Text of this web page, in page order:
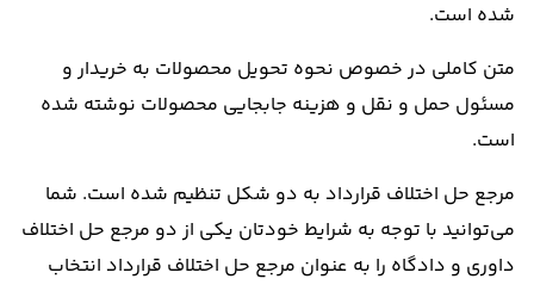
شده است.
متن کاملی در خصوص نحوه تحویل محصولات به خریدار و
مسئول حمل و نقل و هزینه جابجایی محصولات نوشته شده
است.
مرجع حل اختلاف قرارداد به دو شکل تنظیم شده است. شما
می‌توانید با توجه به شرایط خودتان یکی از دو مرجع حل اختلاف
داوری و دادگاه را به عنوان مرجع حل اختلاف قرارداد انتخاب